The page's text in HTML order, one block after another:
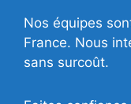
Nos équipes
France. Nous
sans surcoût.